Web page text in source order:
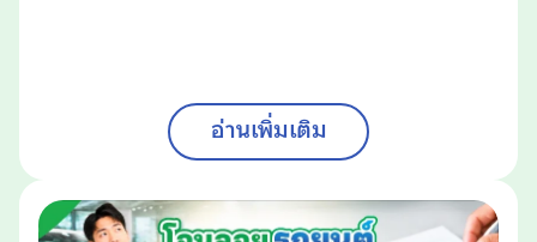
อ่านเพิ่มเติม